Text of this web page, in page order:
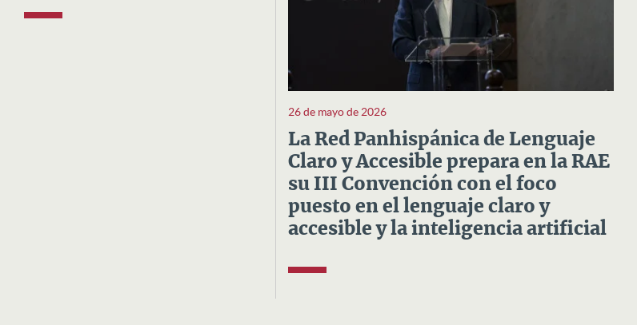
26 de mayo de 2026
La Red Panhispánica de Lenguaje
Claro y Accesible prepara en la RAE
su III Convención con el foco
puesto en el lenguaje claro y
accesible y la inteligencia artificial